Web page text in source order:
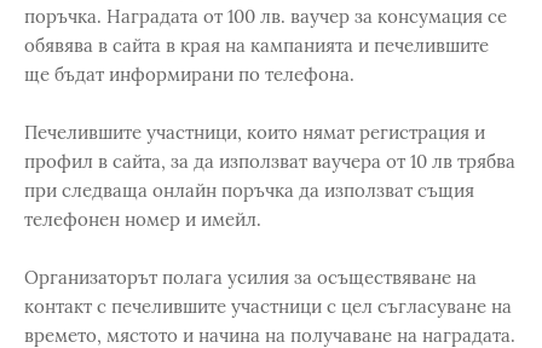
поръчка. Наградата от 100 лв. ваучер за консумация се
обявява в сайта в края на кампанията и печелившите
ще бъдат информирани по телефона.
Печелившите участници, които нямат регистрация и
профил в сайта, за да използват ваучера от 10 лв трябва
при следваща онлайн поръчка да използват същия
телефонен номер и имейл.
Организаторът полага усилия за осъществяване на
контакт с печелившите участници с цел съгласуване на
времето, мястото и начина на получаване на наградата.